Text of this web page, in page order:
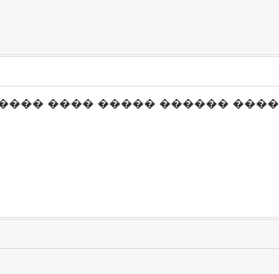
���� ����� ������